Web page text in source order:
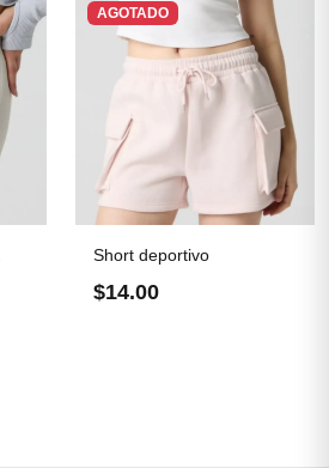
AGOTADO
Short deportivo
$14.00